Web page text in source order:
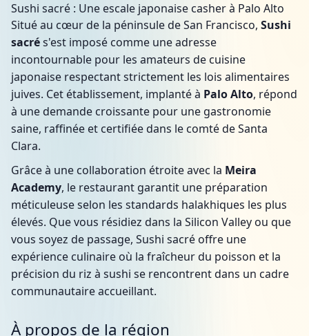
Sushi sacré : Une escale japonaise casher à Palo Alto
Situé au cœur de la péninsule de San Francisco, Sushi
sacrés'est imposé comme une adresse
incontournable pour les amateurs de cuisine
japonaise respectant strictement les lois alimentaires
juives. Cet établissement, implanté à Palo Alto, répond
à une demande croissante pour une gastronomie
saine, raffinée et certifiée dans le comté de Santa
Clara.
Grâce à une collaboration étroite avec la Meira
Academy, le restaurant garantit une préparation
méticuleuse selon les standards halakhiques les plus
élevés. Que vous résidiez dans la Silicon Valley ou que
vous soyez de passage, Sushi sacré offre une
expérience culinaire où la fraîcheur du poisson et la
précision du riz à sushi se rencontrent dans un cadre
communautaire accueillant.
À propos de la région